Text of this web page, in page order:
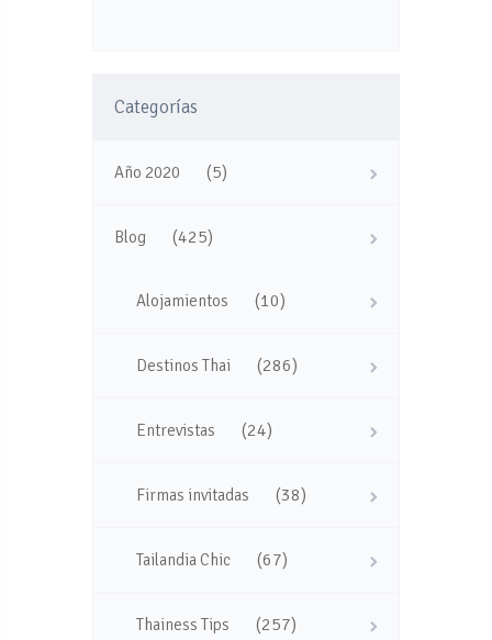
Categorías
Año 2020 (5)
Blog (425)
Alojamientos (10)
Destinos Thai (286)
Entrevistas (24)
Firmas invitadas (38)
Tailandia Chic (67)
Thainess Tips (257)